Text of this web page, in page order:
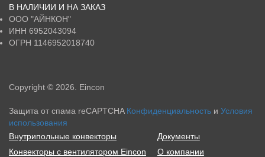
В НАЛИЧИИ И НА ЗАКАЗ
ООО "АЙНКОН"
ИНН 6952043094
ОГРН 1146952018740
Copyright © 2026. Eincon
Защита от спама reCAPTCHA Конфиденциальность и Условия
использования
Внутрипольные конвекторы
Конвекторы с вентилятором Eincon
Документы
О компании